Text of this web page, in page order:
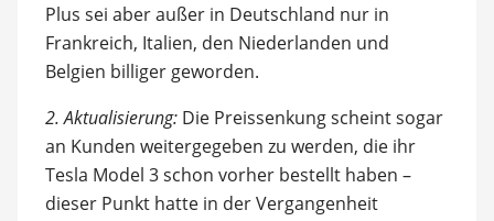
Plus sei aber außer in Deutschland nur in
Frankreich, Italien, den Niederlanden und
Belgien billiger geworden.
2. Aktualisierung:Die Preissenkung scheint sogar
an Kunden weitergegeben zu werden, die ihr
Tesla Model 3 schon vorher bestellt haben –
dieser Punkt hatte in der Vergangenheit